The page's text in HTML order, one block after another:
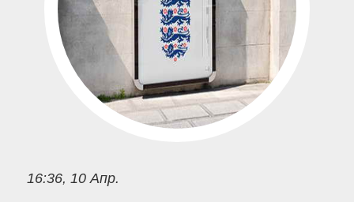
16:36, 10 Апр.